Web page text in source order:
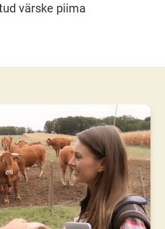
värske piima